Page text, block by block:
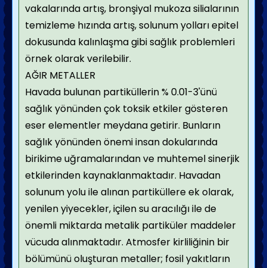
vakalarında artış, bronşiyal mukoza silialarının
temizleme hızında artış, solunum yolları epitel
dokusunda kalınlaşma gibi sağlık problemleri
örnek olarak verilebilir.
AĞIR METALLER
Havada bulunan partiküllerin % 0.01-3'ünü
sağlık yönünden çok toksik etkiler gösteren
eser elementler meydana getirir. Bunların
sağlık yönünden önemi insan dokularında
birikime uğramalarından ve muhtemel sinerjik
etkilerinden kaynaklanmaktadır. Havadan
solunum yolu ile alınan partiküllere ek olarak,
yenilen yiyecekler, içilen su aracılığı ile de
önemli miktarda metalik partiküler maddeler
vücuda alınmaktadır. Atmosfer kirliliğinin bir
bölümünü oluşturan metaller; fosil yakıtların